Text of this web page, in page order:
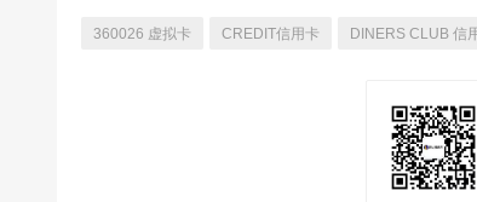
360026 虚拟卡 CREDIT信用卡 DINERS CLUB 信